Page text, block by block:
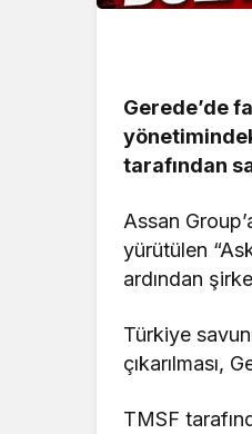
Gerede’de
tarafından
Assan
yürütülen
ardından
Türkiye
çıkarılması,
TMSF